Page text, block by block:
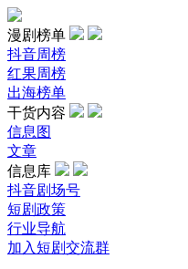
漫剧榜单
抖音周榜
红果周榜
出海榜单
干货内容
信息图
文章
信息库
抖音剧场号
短剧政策
行业导航
加入短剧交流群